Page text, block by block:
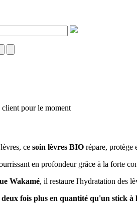
pour le moment
ce soin lèvres BIO répare, protège
en profondeur grâce à la forte
Wakamé, il restaure l'hydratation des
fois plus en quantité qu'un stick à